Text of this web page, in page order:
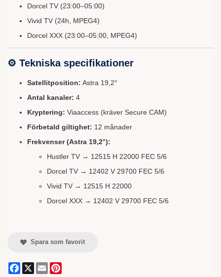
Dorcel TV (23:00–05:00)
Vivid TV (24h, MPEG4)
Dorcel XXX (23:00–05:00, MPEG4)
⚙️ Tekniska specifikationer
Satellitposition: Astra 19,2°
Antal kanaler: 4
Kryptering: Viaaccess (kräver Secure CAM)
Förbetald giltighet: 12 månader
Frekvenser (Astra 19,2°):
Hustler TV → 12515 H 22000 FEC 5/6
Dorcel TV → 12402 V 29700 FEC 5/6
Vivid TV → 12515 H 22000
Dorcel XXX → 12402 V 29700 FEC 5/6
Spara som favorit
Facebook
X Email